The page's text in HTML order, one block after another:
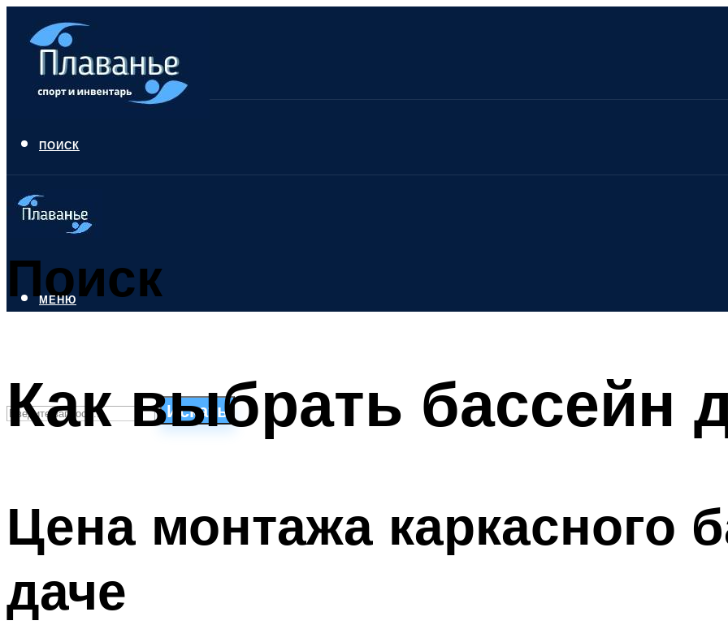
ПОИСК
Поиск
Искать
БАССЕЙН ДЛЯ ДОМА
МЕНЮ
МЕНЮ
Как выбрать бассейн
Цена монтажа каркасного
даче